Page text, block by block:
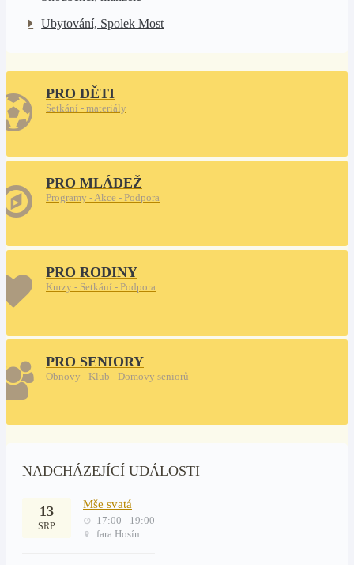
Ubytování, Spolek Most
PRO DĚTI
Setkání - materiály
PRO MLÁDEŽ
Programy - Akce - Podpora
PRO RODINY
Kurzy - Setkání - Podpora
PRO SENIORY
Obnovy - Klub - Domovy seniorů
NADCHÁZEJÍCÍ UDÁLOSTI
13
SRP
Mše svatá
17:00 - 19:00
fara Hosín